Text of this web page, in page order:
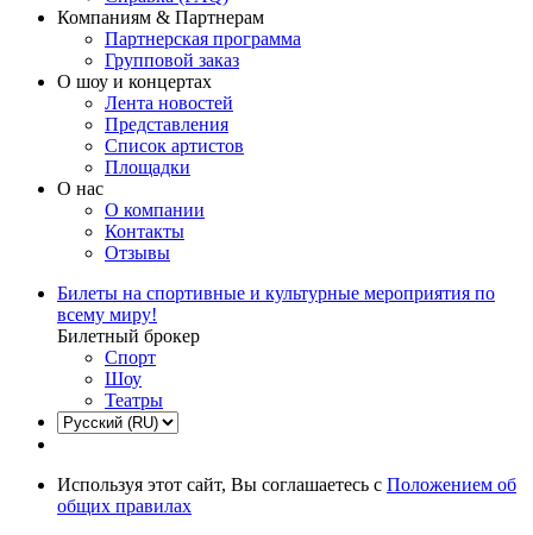
Компаниям & Партнерам
Партнерская программа
Групповой заказ
О шоу и концертах
Лента новостей
Представления
Список артистов
Площадки
О нас
О компании
Контакты
Отзывы
Билеты на спортивные и культурные мероприятия по
всему миру!
Билетный брокер
Спорт
Шоу
Театры
Используя этот сайт, Вы соглашаетесь с Положением об
общих правилах